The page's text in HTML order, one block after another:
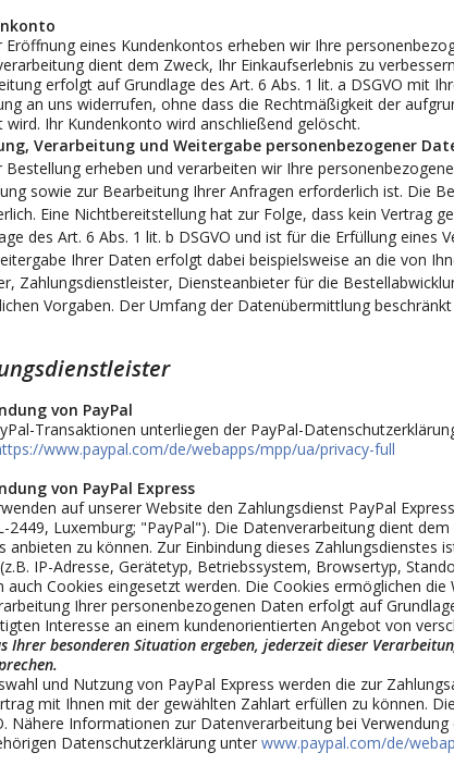
Eröffnung eines Kundenkontos erheben wir Ihre
dient dem Zweck, Ihr Einkaufserlebnis zu
erfolgt auf Grundlage des Art. 6 Abs. 1 lit. a DSGVO mit
an uns widerrufen, ohne dass die Rechtmäßigkeit der
wird. Ihr Kundenkonto wird anschließend gelöscht.
Verarbeitung und Weitergabe personenbezogener
Bestellung erheben und verarbeiten wir Ihre
sowie zur Bearbeitung Ihrer Anfragen erforderlich ist. Die
Eine Nichtbereitstellung hat zur Folge, dass kein Vertrag
des Art. 6 Abs. 1 lit. b DSGVO und ist für die Erfüllung eines
Ihrer Daten erfolgt dabei beispielsweise an die von
Zahlungsdienstleister, Diensteanbieter für die
Vorgaben. Der Umfang der Datenübermittlung
von PayPal
Transaktionen unterliegen der PayPal-
www.paypal.com/de/webapps/mpp/ua/privacy-full
von PayPal Express
auf unserer Website den Zahlungsdienst PayPal
2449, Luxemburg; "PayPal"). Die Datenverarbeitung dient
anbieten zu können. Zur Einbindung dieses Zahlungsdienstes
IP-Adresse, Gerätetyp, Betriebssystem, Browsertyp,
auch Cookies eingesetzt werden. Die Cookies ermöglichen die
Ihrer personenbezogenen Daten erfolgt auf
Interesse an einem kundenorientierten Angebot von
Ihrer besonderen Situation ergeben, jederzeit dieser
und Nutzung von PayPal Express werden die zur
mit Ihnen mit der gewählten Zahlart erfüllen zu können.
Nähere Informationen zur Datenverarbeitung bei
Datenschutzerklärung unter www.paypal.com/de/